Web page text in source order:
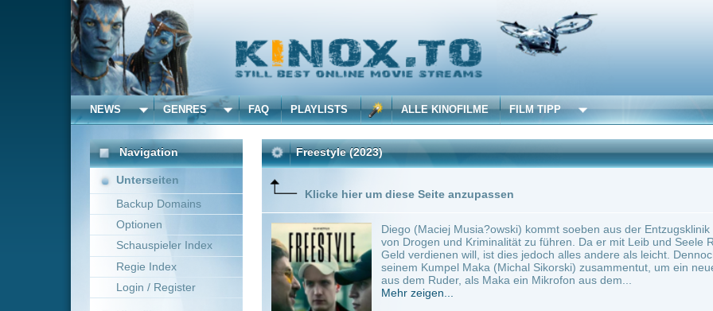
NEWS GENRES FAQ
Navigation
Unterseiten
Backup Domains
Optionen
Schauspieler Index
Regie Index
Login / Register
Kinofilme
Alle Kinofilme
Freestyle (2023) 0 Playlists
Trailer
Klicke hier um diese Seite anzupassen
Diego (Maciej Musia?owski) kommt soeben aus der Entzugsklinik und hat beschlossen,
von Drogen und Kriminalität zu führen. Da er mit Leib und Seele Rapper ist und in dieser
Geld verdienen will, ist dies jedoch alles andere als leicht. Dennoch läuft es zunächst recht
seinem Kumpel Maka (Michal Sikorski) zusammentut, um ein neues Album aufzunehmen.
aus dem Ruder, als Maka ein Mikrofon aus dem...
Mehr zeigen...